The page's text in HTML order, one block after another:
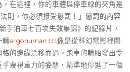
在這裡，你的車體與停車線的夾角是
則，你必須接受懲罰！」懲罰的內容
手泊車七百次失敗集錦》的紀錄片，
輛ergohuman 111像是從科幻電影裡開
的邊緣漂移而過。跑車的輪胎發出令
蔑視重力的姿態，精準地停進了一個